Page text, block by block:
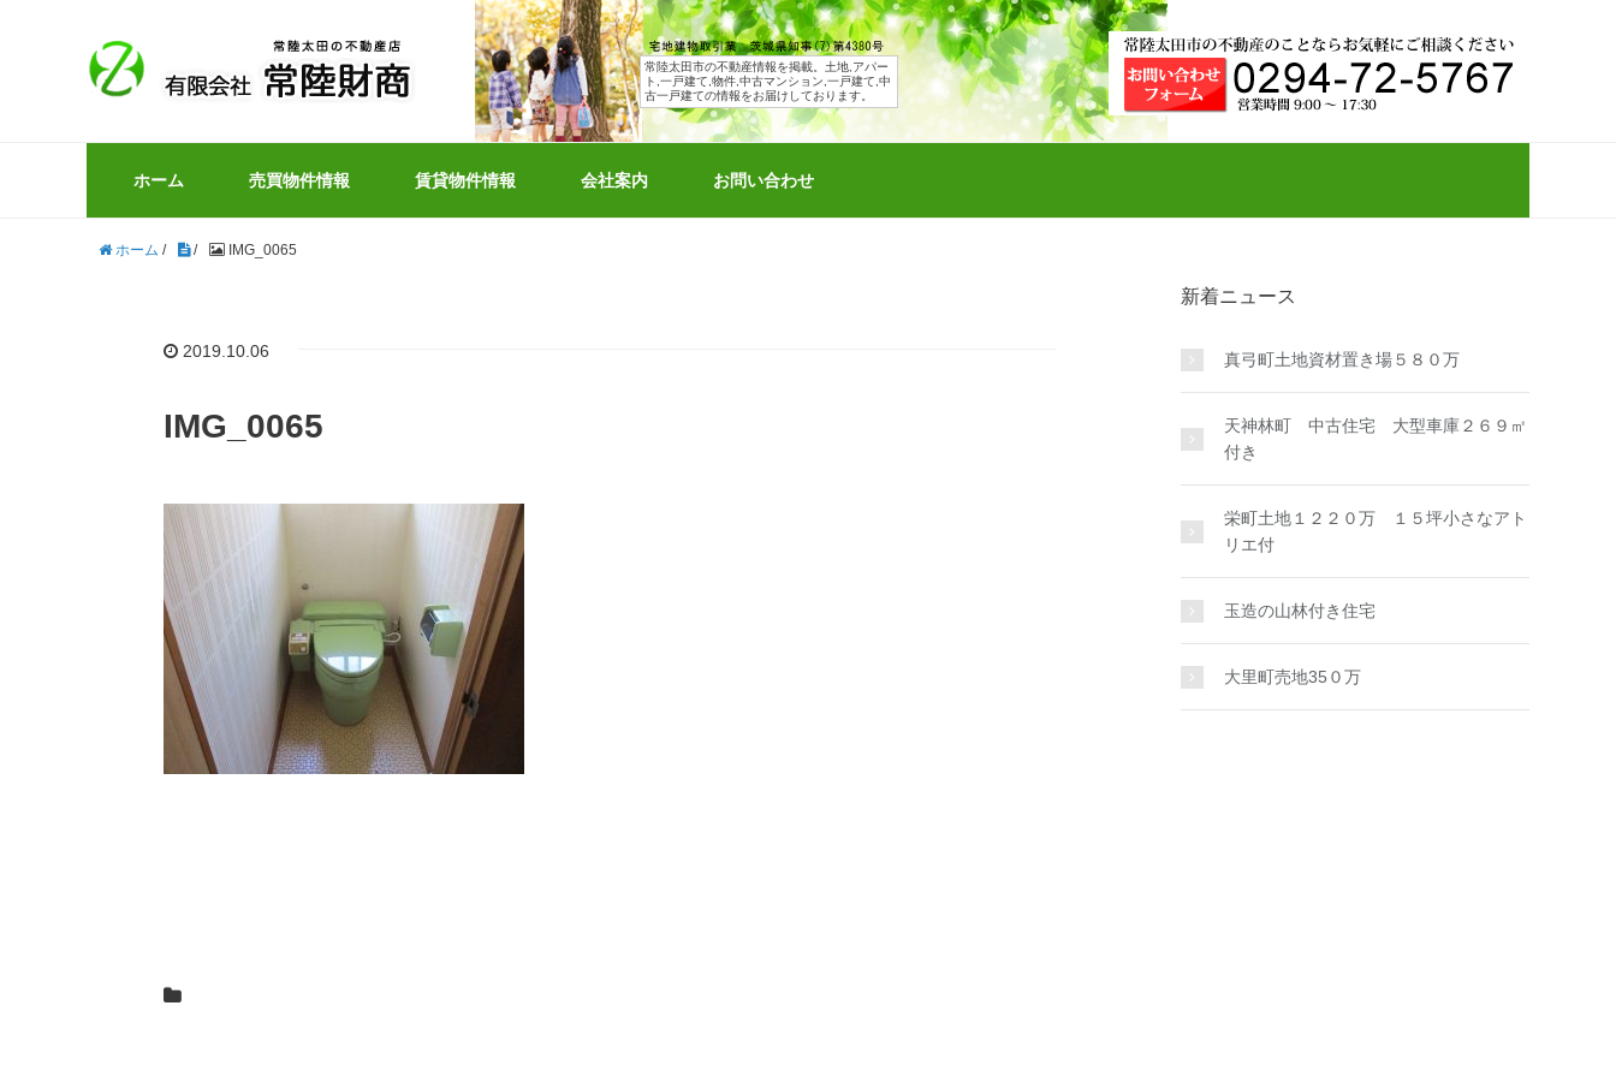
常陸太田市の不動産情報を掲載。土地,アパー
ト,一戸建て,物件,中古マンション,一戸建て,中
古一戸建ての情報をお届けしております。
ホーム 売買物件情報 賃貸物件情報 会社案内 お問い合わせ
ホーム / / IMG_0065
2019.10.06
IMG_0065
新着ニュース
真弓町土地資材置き場５８０万
天神林町 中古住宅 大型車庫２６９㎡
付き
栄町土地１２２０万 １５坪小さなアト
リエ付
玉造の山林付き住宅
大里町売地35０万